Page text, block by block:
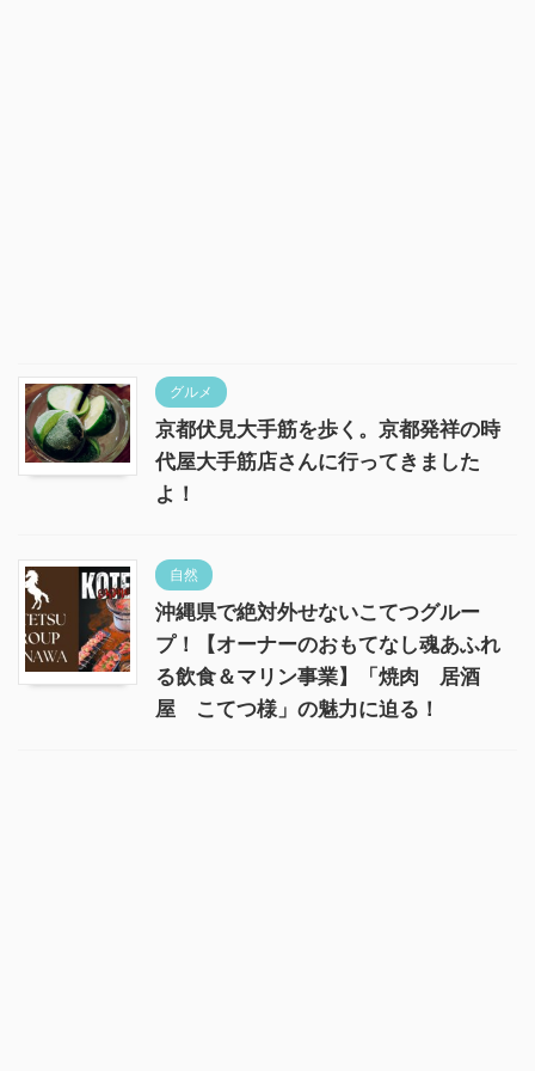
グルメ
京都伏見大手筋を歩く。京都発祥の時
代屋大手筋店さんに行ってきました
よ！
自然
沖縄県で絶対外せないこてつグルー
プ！【オーナーのおもてなし魂あふれ
る飲食＆マリン事業】「焼肉 居酒
屋 こてつ様」の魅力に迫る！